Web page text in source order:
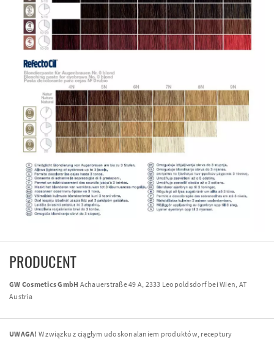
PRODUCENT
GW Cosmetics GmbH Achauerstraße 49 A, 2333 Leopoldsdorf bei Wien, AT
Austria
UWAGA! W związku z ciągłym udoskonalaniem produktów, receptury